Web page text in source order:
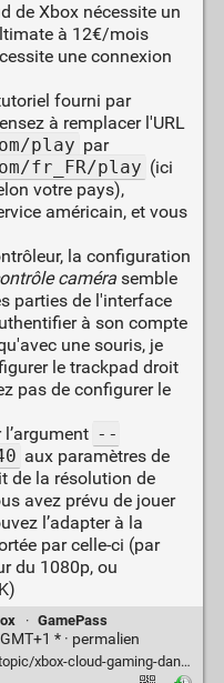
de Xbox nécessite un
à 12€/mois
une connexion
fourni par
à remplacer l'URL
play par
fr_FR/play (ici
votre pays),
américain, et vous
la configuration
camérasemble
parties de l'interface
à son compte
une souris, je
le trackpad droit
pas de configurer le
--
aux paramètres de
de la résolution de
avez prévu de jouer
l’adapter à la
par celle-ci (par
du 1080p, ou
· GamePass
* · permalien
steam-deck-43dd011b-0ce8-4810-8302-965be6d53296